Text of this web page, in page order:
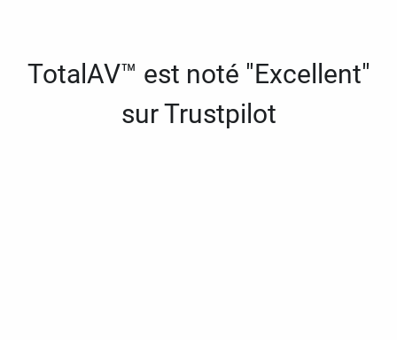
TotalAV™ est noté "Excellent"
sur Trustpilot